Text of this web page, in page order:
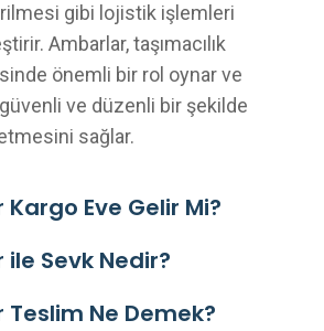
gibi lojistik işlemleri
Ambarlar, taşımacılık
önemli bir rol oynar ve
ve düzenli bir şekilde
sağlar.
Eve Gelir Mi?
Sevk Nedir?
Ne Demek?